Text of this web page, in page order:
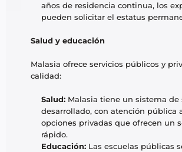
años de residencia continua, los
pueden solicitar el estatus
Salud y educación
Malasia ofrece servicios públicos y
calidad:
Salud: Malasia tiene un sistema de
desarrollado, con atención pública
opciones privadas que ofrecen un
rápido.
Educación: Las escuelas públicas